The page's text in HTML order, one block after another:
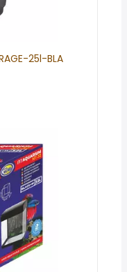
25l-BLA